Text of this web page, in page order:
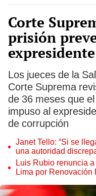
Corte
prisión
Los jueces de la
Corte Suprema
de 36 meses que
impuso al
de corrupción
Janet Tello: “Si se
una autoridad
judicial”
Luis Rubio renuncia
Lima por Renovación